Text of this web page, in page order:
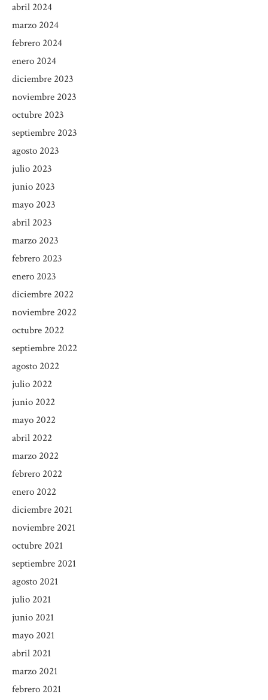
abril 2024
marzo 2024
febrero 2024
enero 2024
diciembre 2023
noviembre 2023
octubre 2023
septiembre 2023
agosto 2023
julio 2023
junio 2023
mayo 2023
abril 2023
marzo 2023
febrero 2023
enero 2023
diciembre 2022
noviembre 2022
octubre 2022
septiembre 2022
agosto 2022
julio 2022
junio 2022
mayo 2022
abril 2022
marzo 2022
febrero 2022
enero 2022
diciembre 2021
noviembre 2021
octubre 2021
septiembre 2021
agosto 2021
julio 2021
junio 2021
mayo 2021
abril 2021
marzo 2021
febrero 2021